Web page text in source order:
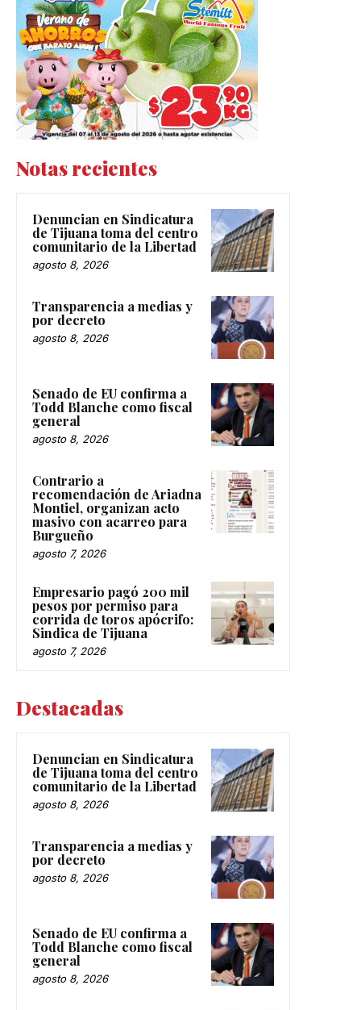
Notas recientes
Denuncian en Sindicatura
de Tijuana toma del centro
comunitario de la Libertad
agosto 8, 2026
Transparencia a medias y
por decreto
agosto 8, 2026
Senado de EU confirma a
Todd Blanche como fiscal
general
agosto 8, 2026
Contrario a
recomendación de Ariadna
Montiel, organizan acto
masivo con acarreo para
Burgueño
agosto 7, 2026
Empresario pagó 200 mil
pesos por permiso para
corrida de toros apócrifo:
Sindica de Tijuana
agosto 7, 2026
Destacadas
Denuncian en Sindicatura
de Tijuana toma del centro
comunitario de la Libertad
agosto 8, 2026
Transparencia a medias y
por decreto
agosto 8, 2026
Senado de EU confirma a
Todd Blanche como fiscal
general
agosto 8, 2026